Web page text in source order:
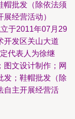
帽批发（除依法须
经营活动）
于2011年07月29
开发区关山大道
代表人为徐继
图文设计制作；网
发；鞋帽批发（除
自主开展经营活